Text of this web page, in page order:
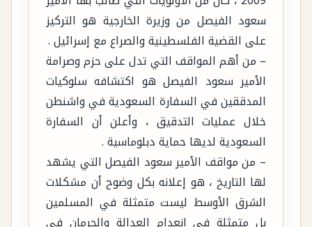
سعود الفيصل من وزيرة الخارجية هو التركيز
على القضية الفلسطينية والصراع مع إسرائيل .
– من أهم المواقف التي تدل على حزم وصرامة
الأمير سعود الفيصل هو اكتشافه سلوكيات
المدققين في السفارة السعودية في واشنطن
خلال عمليات التدقيق ، وأعلن أن السفارة
السعودية لديها حماية دبلوماسية .
– من مواقف الأمير سعود الفيصل التي يشهد
لها التاريخ ، هو إعلانه بكل وضوح أن مشكلات
الشرق الأوسط ليست متمثلة في المسلمين